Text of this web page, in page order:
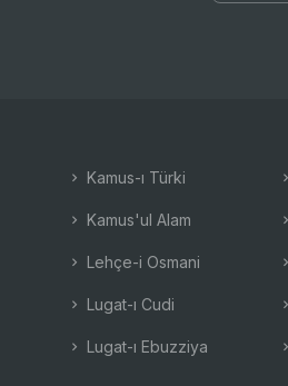
Kamus-ı Türki
Kamus'ul Alam
Lehçe-i Osmani
Lugat-ı Cudi
Lugat-ı Ebuzziya